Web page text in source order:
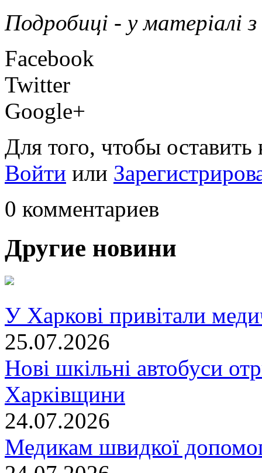
Подробиці - у матеріалі
Facebook
Twitter
Google+
Для того, чтобы
Войти или
0 комментариев
Другие новини
У Харкові привітали
25.07.2026
Нові шкільні автобуси
Харківщини
24.07.2026
Медикам швидкої